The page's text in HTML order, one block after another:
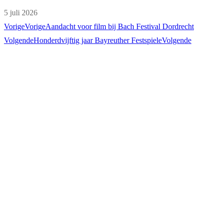
5 juli 2026
VorigeVorigeAandacht voor film bij Bach Festival Dordrecht
VolgendeHonderdvijftig jaar Bayreuther FestspieleVolgende